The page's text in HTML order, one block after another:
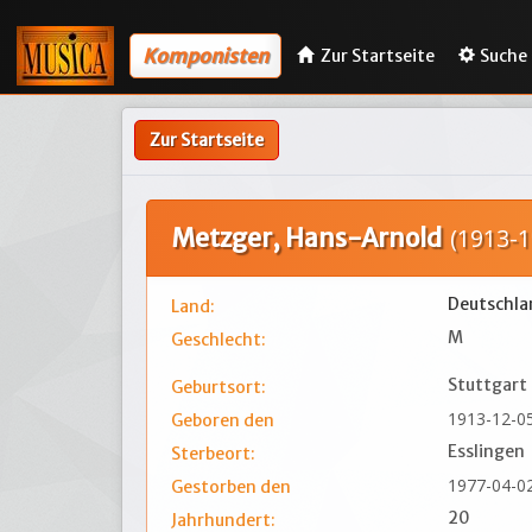
Komponisten Zur Startseite Suche
Zur Startseite
Metzger, Hans-Arnold (1913-
Land:
Geschlecht:
M
Geburtsort:
Stuttgart
Geboren den
1913-12-
Sterbeort:
Esslingen
Gestorben den
1977-04-
Jahrhundert: 20